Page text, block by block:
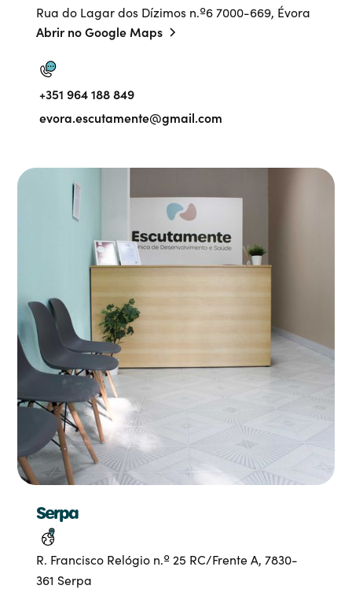
Rua do Lagar dos Dízimos n.º6 7000-669, Évora
Abrir no Google Maps
+351 964 188 849
evora.escutamente@gmail.com
Serpa
R. Francisco Relógio n.º 25 RC/Frente A, 7830-
361 Serpa